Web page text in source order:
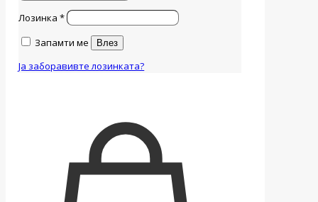
Лозинка*
Запамти ме
Влез
Ја заборавивте лозинката?